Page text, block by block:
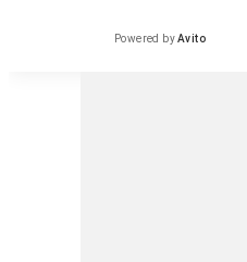
Powered byAvito